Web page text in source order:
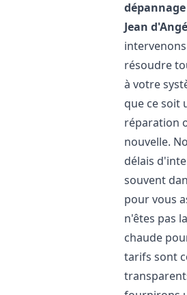
Jean
résoudre
à votre
que ce soit
réparation
nouvelle.
délais
souvent
pour vous
n'êtes pas
chaude
tarifs sont